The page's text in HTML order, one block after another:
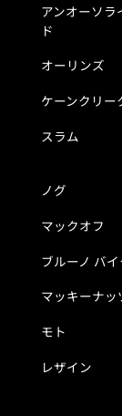
アンオーソラ
ド
オーリンズ
ケーンクリー
スラム
ノグ
マックオフ
ブルーノ バイ
マッキーナッ
モト
レザイン